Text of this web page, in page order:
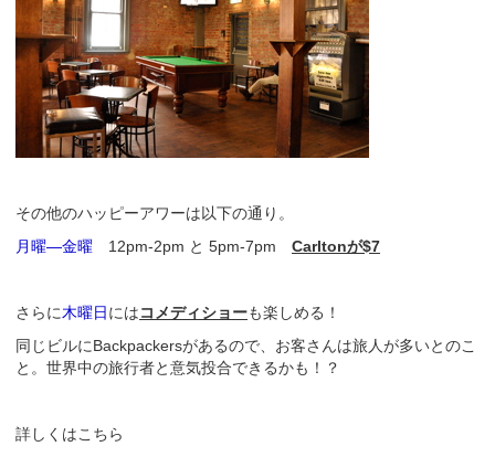
その他のハッピーアワーは以下の通り。
月曜—金曜 12pm-2pm と 5pm-7pm Carltonが$7
さらに木曜日にはコメディショーも楽しめる！
同じビルにBackpackersがあるので、お客さんは旅人が多いとのこ
と。世界中の旅行者と意気投合できるかも！？
詳しくはこちら